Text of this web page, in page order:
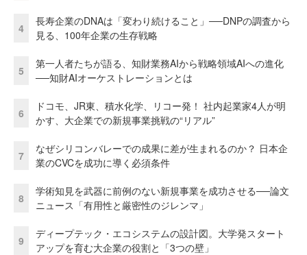
4
長寿企業のDNAは「変わり続けること」──DNPの調査から
見る、100年企業の生存戦略
5
第一人者たちが語る、知財業務AIから戦略領域AIへの進化
──知財AIオーケストレーションとは
6
ドコモ、JR東、積水化学、リコー発！ 社内起業家4人が明
かす、大企業での新規事業挑戦の“リアル”
7
なぜシリコンバレーでの成果に差が生まれるのか？ 日本企
業のCVCを成功に導く必須条件
8
学術知見を武器に前例のない新規事業を成功させる──論文
ニュース「有用性と厳密性のジレンマ」
9
ディープテック・エコシステムの設計図。大学発スタート
アップを育む大企業の役割と「3つの壁」